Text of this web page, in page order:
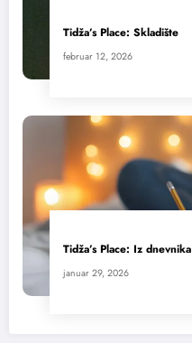
Tidža’s Place: Skladište
februar 12, 2026
Tidža’s Place: Iz dnevnika
januar 29, 2026